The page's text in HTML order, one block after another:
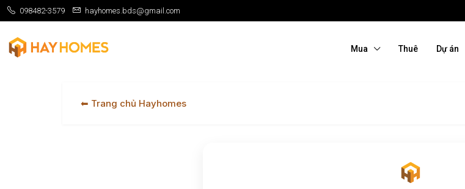
098482-3579 hayhomes.bds@gmail.com
Mua Thuê Dự án
⬅ Trang chủ Hayhomes